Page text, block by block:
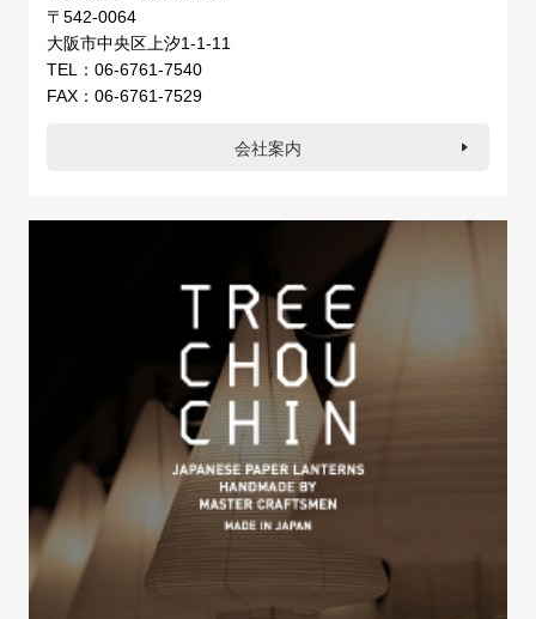
〒542-0064
大阪市中央区上汐1-1-11
TEL：06-6761-7540
FAX：06-6761-7529
会社案内